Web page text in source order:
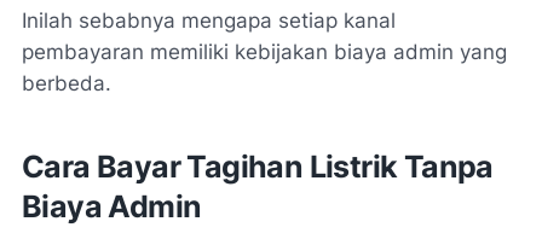
Inilah sebabnya mengapa setiap kanal
pembayaran memiliki kebijakan biaya admin yang
berbeda.
Cara Bayar Tagihan Listrik Tanpa
Biaya Admin